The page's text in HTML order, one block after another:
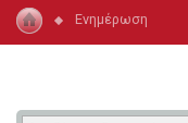
Ενημέρωση